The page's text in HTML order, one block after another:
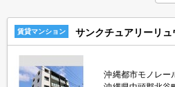
賃貸マンション サンクチュアリーリュ
沖縄都市モノレー